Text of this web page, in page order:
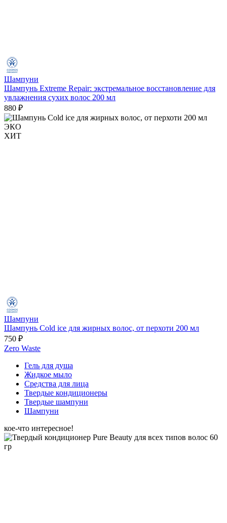
Шампуни
Шампунь Extreme Repair: экстремальное восстановление для
увлажнения сухих волос 200 мл
880 ₽
ЭКО
ХИТ
Шампуни
Шампунь Cold ice для жирных волос, от перхоти 200 мл
750 ₽
Zero Waste
Гель для душа
Жидкое мыло
Средства для лица
Твердые кондиционеры
Твердые шампуни
Шампуни
кое-что интересное!